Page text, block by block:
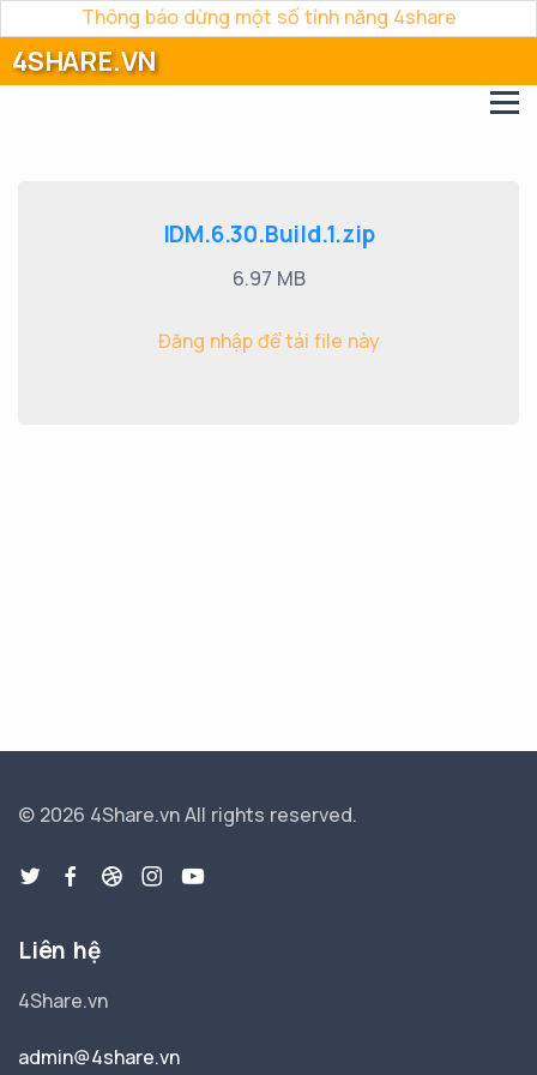
Thông báo dừng một số tính năng 4share
4SHARE.VN
IDM.6.30.Build.1.zip
6.97 MB
Đăng nhập để tải file này
© 2026 4Share.vnAll rights reserved.
Liên hệ
4Share.vn
admin@4share.vn